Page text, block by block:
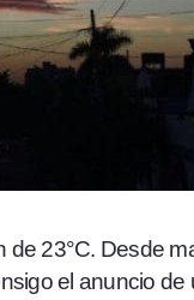
23°C. Desde
el anuncio